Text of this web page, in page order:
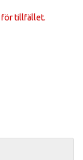
för tillfället.